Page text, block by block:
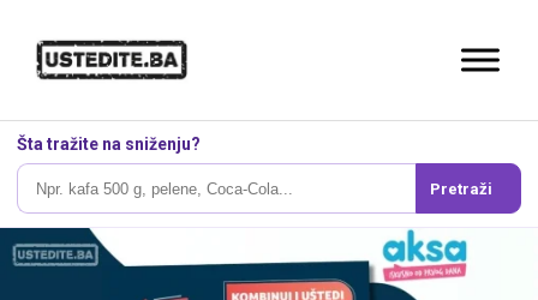
Šta tražite na sniženju?
Pretraži